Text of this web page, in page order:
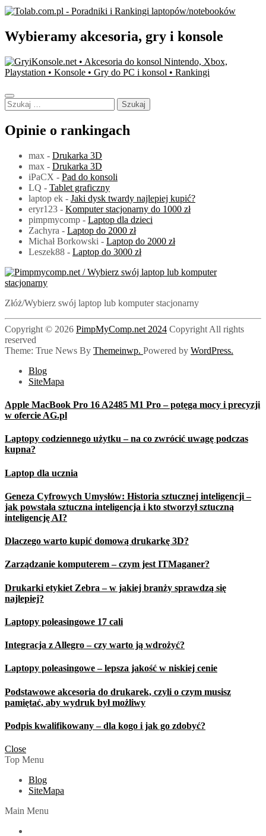
Wybieramy akcesoria, gry i konsole
Szukaj:
Opinie o rankingach
max - Drukarka 3D
max - Drukarka 3D
iPaCX - Pad do konsoli
LQ - Tablet graficzny
laptop ek - Jaki dysk twardy najlepiej kupić?
eryr123 - Komputer stacjonarny do 1000 zł
pimpmycomp - Laptop dla dzieci
Zachyra - Laptop do 2000 zł
Michał Borkowski - Laptop do 2000 zł
Leszek88 - Laptop do 3000 zł
Złóż/Wybierz swój laptop lub komputer stacjonarny
Copyright © 2026 PimpMyComp.net 2024 Copyright All rights
reserved
Theme: True News By Themeinwp. Powered by WordPress.
Blog
SiteMapa
Apple MacBook Pro 16 A2485 M1 Pro – potęga mocy i precyzji
w ofercie AG.pl
Laptopy codziennego użytku – na co zwrócić uwagę podczas
kupna?
Laptop dla ucznia
Geneza Cyfrowych Umysłów: Historia sztucznej inteligencji –
jak powstała sztuczna inteligencja i kto stworzył sztuczną
inteligencję AI?
Dlaczego warto kupić domową drukarkę 3D?
Zarządzanie komputerem – czym jest ITMaganer?
Drukarki etykiet Zebra – w jakiej branży sprawdzą się
najlepiej?
Laptopy poleasingowe 17 cali
Integracja z Allegro – czy warto ją wdrożyć?
Laptopy poleasingowe – lepsza jakość w niskiej cenie
Podstawowe akcesoria do drukarek, czyli o czym musisz
pamiętać, aby wydruk był możliwy
Podpis kwalifikowany – dla kogo i jak go zdobyć?
Close
Top Menu
Blog
SiteMapa
Main Menu